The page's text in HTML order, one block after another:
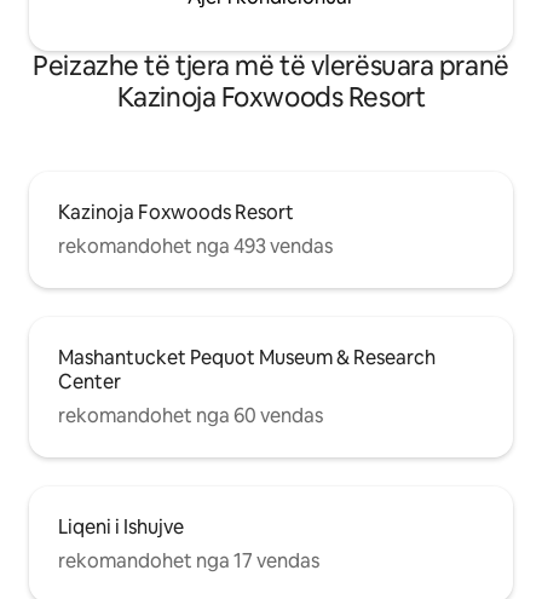
Peizazhe të tjera më të vlerësuara pranë
Kazinoja Foxwoods Resort
Kazinoja Foxwoods Resort
rekomandohet nga 493 vendas
Mashantucket Pequot Museum & Research
Center
rekomandohet nga 60 vendas
Liqeni i Ishujve
rekomandohet nga 17 vendas